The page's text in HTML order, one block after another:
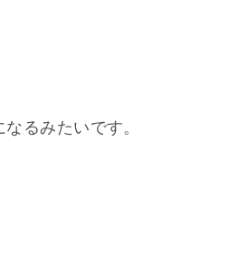
なるみたいです。